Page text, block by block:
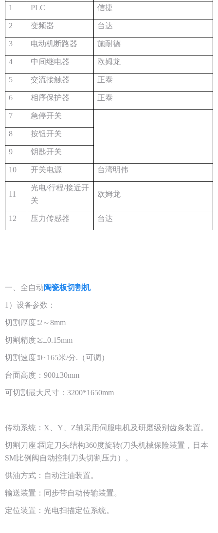
1 PLC 信捷
2 变频器 台达
3 电动机断路器 施耐德
4 中间继电器 欧姆龙
5 交流接触器 正泰
6 相序保护器 正泰
7 急停开关
8 按钮开关
9 钥匙开关
10 开关电源 台湾明伟
11
光电/行程/接近开
关
欧姆龙
12 压力传感器 台达
一、全自动陶瓷板切割机
1）设备参数：
切割厚度∶2～8mm
切割精度∶≤±0.15mm
切割速度∶0~165米/分.（可调）
台面高度：900±30mm
可切割最大尺寸：3200*1650mm
传动系统：X、Y、Z轴采用伺服电机及研磨级别齿条装置。
切割刀座∶固定刀头结构360度旋转(刀头机械保险装置，日本
SM比例阀自动控制刀头切割压力）。
供油方式：自动注油装置。
输送装置：同步带自动传输装置。
定位装置：光电扫描定位系统。